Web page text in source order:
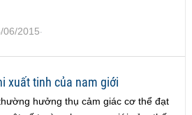
06/2015·
xuất tinh của nam giới
hưởng thụ cảm giác cơ thể đạt